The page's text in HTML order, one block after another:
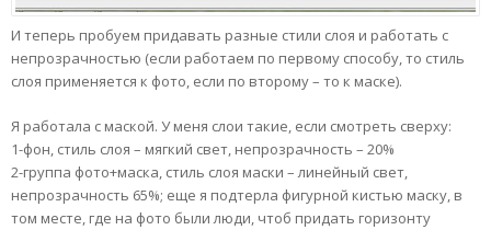
И теперь пробуем придавать разные стили слоя и работать с
непрозрачностью (если работаем по первому способу, то стиль
слоя применяется к фото, если по второму – то к маске).
Я работала с маской. У меня слои такие, если смотреть сверху:
1-фон, стиль слоя – мягкий свет, непрозрачность – 20%
2-группа фото+маска, стиль слоя маски – линейный свет,
непрозрачность 65%; еще я подтерла фигурной кистью маску, в
том месте, где на фото были люди, чтоб придать горизонту